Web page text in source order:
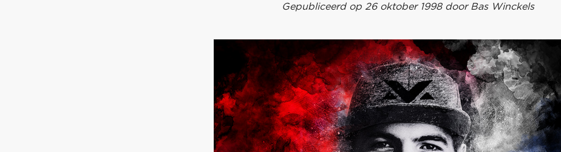
Gepubliceerd op 26 oktober 1998 door Bas Winckels